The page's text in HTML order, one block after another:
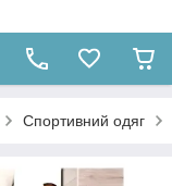
Спортивний одяг